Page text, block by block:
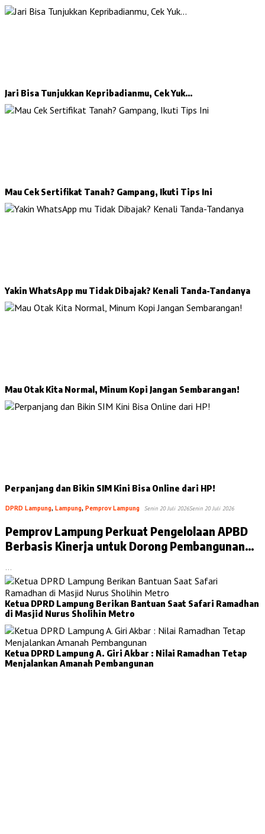
Jari Bisa Tunjukkan Kepribadianmu, Cek Yuk…
Mau Cek Sertifikat Tanah? Gampang, Ikuti Tips Ini
Yakin WhatsApp mu Tidak Dibajak? Kenali Tanda-Tandanya
Mau Otak Kita Normal, Minum Kopi Jangan Sembarangan!
Perpanjang dan Bikin SIM Kini Bisa Online dari HP!
DPRD Lampung, Lampung, Pemprov Lampung Senin 20 Juli 2026Senin 20 Juli 2026
Pemprov Lampung Perkuat Pengelolaan APBD
Berbasis Kinerja untuk Dorong Pembangunan
…
Ketua DPRD Lampung Berikan Bantuan Saat Safari Ramadhan
di Masjid Nurus Sholihin Metro
Ketua DPRD Lampung A. Giri Akbar : Nilai Ramadhan Tetap
Menjalankan Amanah Pembangunan